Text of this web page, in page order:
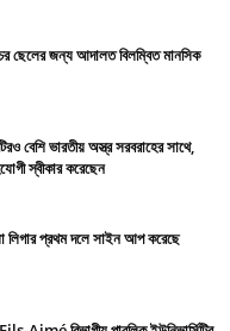
ছেলের জন্য আদালত বিলম্বিত মানসিক
বেশি ভারতীয় অস্ত্র সরবরাহের সাথে,
স্বীকার করেছেন
লিগার প্রথম দলে সাইন আপ করেছে